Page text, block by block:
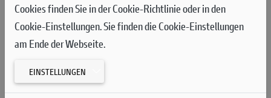
Die neue Panigale V4 ist ein Motorrad, das es den Fahrern
ermöglicht, dank beispielloser elektronischer Lösungen und
Cookies finden Sie in der Cookie-Richtlinie oder in den
Cookie-Einstellungen. Sie finden die Cookie-Einstellungen
am Ende der Webseite.
EINSTELLUNGEN